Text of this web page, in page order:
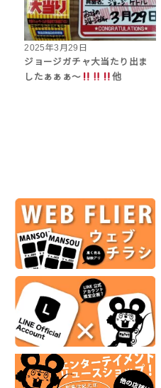
2025年3月29日
ジョージガチャ大当たり出ま
したぁぁぁ～
他